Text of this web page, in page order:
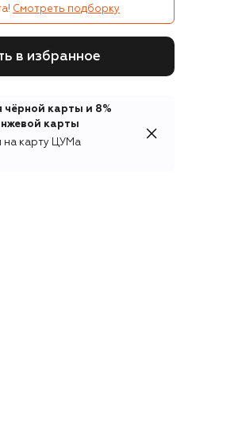
Смотреть подборку
в избранное
чёрной карты и 8%
карты
карту ЦУМа